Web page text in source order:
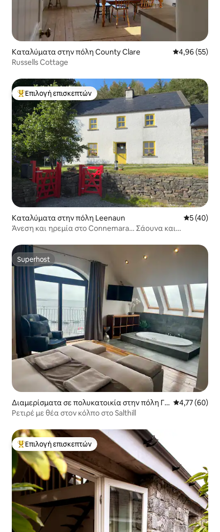
Καταλύματα στην πόλη County Clare Μέση
4,96 (55)
Russells Cottage
Κορυφαία επιλογή επισκεπτών
Επιλογή επισκεπτών
Καταλύματα στην πόλη Leenaun Μέση
5 (40)
Άνεση και ηρεμία στο Connemara… Σάουνα και
Superhost
Superhost
Διαμερίσματα σε πολυκατοικία στην πόλη Γκ
άλγουεϊ
Μέση
4,77 (60)
Ρετιρέ με θέα στον κόλπο στο Salthill
Κορυφαία επιλογή επισκεπτών
Επιλογή επισκεπτών